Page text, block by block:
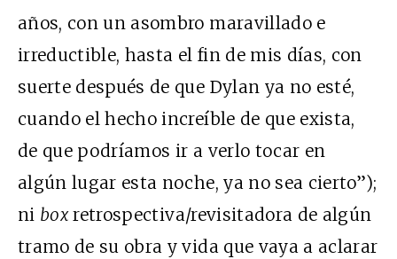
años, con un asombro maravillado e
irreductible, hasta el fin de mis días, con
suerte después de que Dylan ya no esté,
cuando el hecho increíble de que exista,
de que podríamos ir a verlo tocar en
algún lugar esta noche, ya no sea cierto”);
ni boxretrospectiva/revisitadora de algún
tramo de su obra y vida que vaya a aclarar